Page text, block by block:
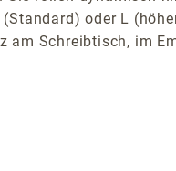
oder L
Schreibtisch, im